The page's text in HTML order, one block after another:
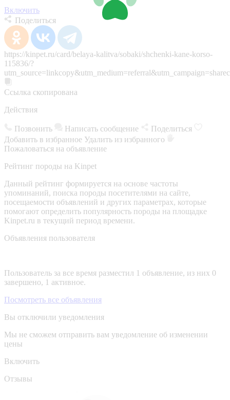
Включить
Поделиться
https://kinpet.ru/card/belaya-kalitva/sobaki/shchenki-kane-korso-
115836/?
Ссылка скопирована
Действия
Позвонить Написать сообщение
Поделиться
Добавить в избранное Удалить из избранного
Пожаловаться на объявление
Рейтинг породы на Kinpet
Данный рейтинг формируется на основе частоты
упоминаний, поиска породы посетителями на сайте,
посещаемости объявлений и других параметрах, которые
помогают определить популярность породы на площадке
Kinpet.ru в текущий период времени.
Объявления пользователя
Пользователь за все время разместил 1 объявление, из них 0
завершено, 1 активное.
Посмотреть все объявления
Вы отключили уведомления
Мы не сможем отправить вам уведомление об изменении
цены
Включить
Отзывы